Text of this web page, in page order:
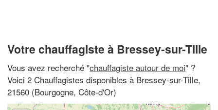
Votre chauffagiste à Bressey-sur-Tille
Vous avez recherché "chauffagiste autour de moi" ?
Voici 2 Chauffagistes disponibles à Bressey-sur-Tille,
21560 (Bourgogne, Côte-d'Or)